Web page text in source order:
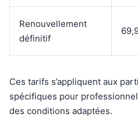
Renouvellement
définitif
Ces tarifs s’appliquent aux
spécifiques pour
des conditions adaptées.